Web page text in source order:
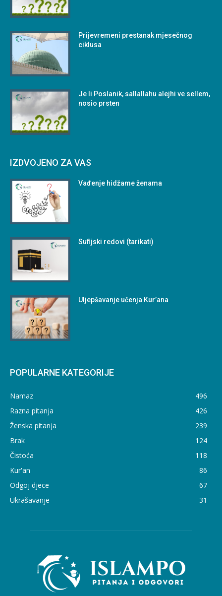
Prijevremeni prestanak mjesečnog
ciklusa
Je li Poslanik, sallallahu alejhi ve sellem,
nosio prsten
IZDVOJENO ZA VAS
Vađenje hidžame ženama
Sufijski redovi (tarikati)
Uljepšavanje učenja Kur’ana
POPULARNE KATEGORIJE
Namaz
496
Razna pitanja
426
Ženska pitanja
239
Brak
124
Čistoća
118
Kur'an
86
Odgoj djece
67
Ukrašavanje
31